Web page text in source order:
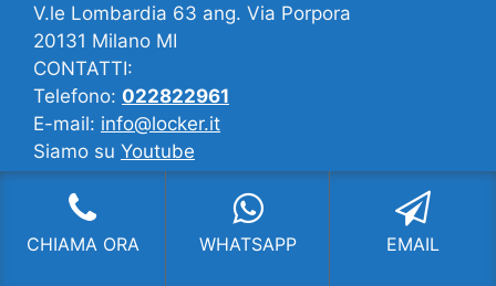
V.le Lombardia 63 ang. Via Porpora
20131 Milano MI
CONTATTI:
Telefono: 022822961
E-mail: info@locker.it
Siamo su Youtube
Forse potrebbe interessarti…
CHIAMA ORA WHATSAPP EMAIL